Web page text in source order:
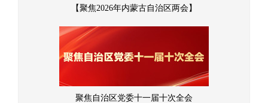
【聚焦2026年内蒙古自治区两会】
聚焦自治区党委十一届十次全会